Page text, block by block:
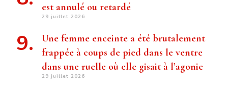
est annulé ou retardé
29 juillet 2026
Une femme enceinte a été brutalement
frappée à coups de pied dans le ventre
dans une ruelle où elle gisait à l’agonie
29 juillet 2026